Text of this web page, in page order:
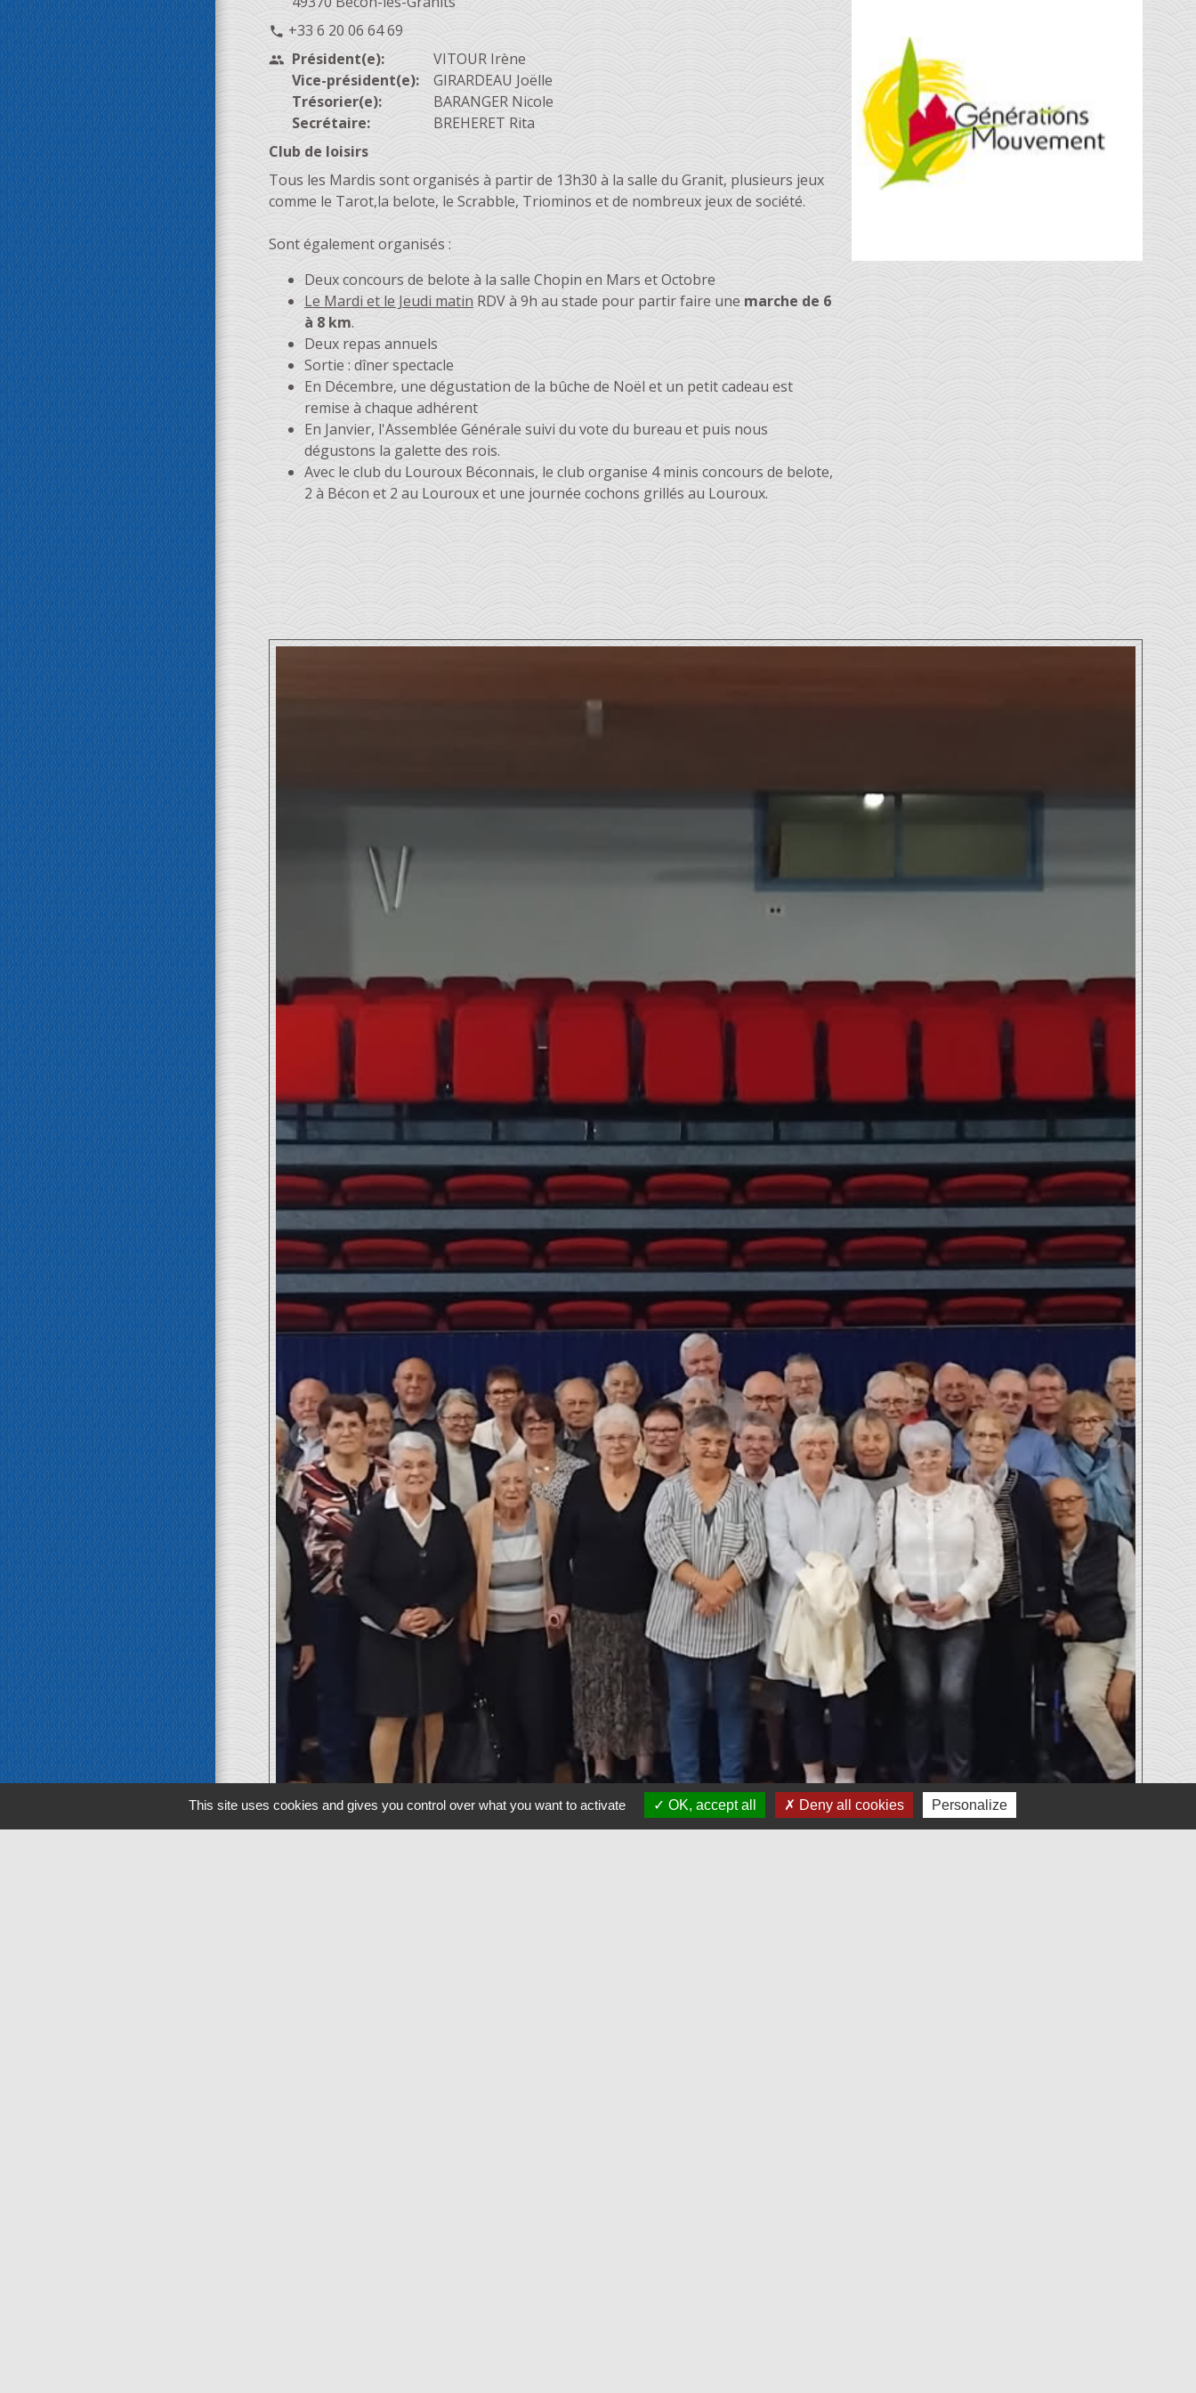
phone +33 6 20 06 64 69
people Président(e):
Vice-président(e):
Trésorier(e):
Secrétaire:
VITOUR Irène
GIRARDEAU Joëlle
BARANGER Nicole
BREHERET Rita
Club de loisirs
Tous les Mardis sont organisés à partir de 13h30 à la salle du Granit, plusieurs jeux
comme le Tarot,la belote, le Scrabble, Triominos et de nombreux jeux de société.
Sont également organisés :
Deux concours de belote à la salle Chopin en Mars et Octobre
Le Mardi et le Jeudi matinRDV à 9h au stade pour partir faire une marche de 6
à 8 km.
Deux repas annuels
Sortie : dîner spectacle
En Décembre, une dégustation de la bûche de Noël et un petit cadeau est
remise à chaque adhérent
En Janvier, l'Assemblée Générale suivi du vote du bureau et puis nous
dégustons la galette des rois.
Avec le club du Louroux Béconnais, le club organise 4 minis concours de belote,
2 à Bécon et 2 au Louroux et une journée cochons grillés au Louroux.
This site uses cookies and gives you control over what you want to activate OK, accept all Deny all cookies Personalize